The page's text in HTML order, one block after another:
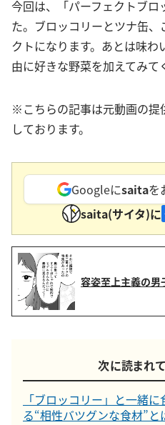
今回は、「パーフェクトブ
た。ブロッコリーとツナ缶
クトになります。あとは味わ
由に好きな野菜を加えてみて
※こちらの記事は元動画の提
しております。
Googleにsaitaを
saita(サイタ)に
容姿至上主義の男
次に読まれ
「ブロッコリー」と一緒
る“相性バツグンな食材”と